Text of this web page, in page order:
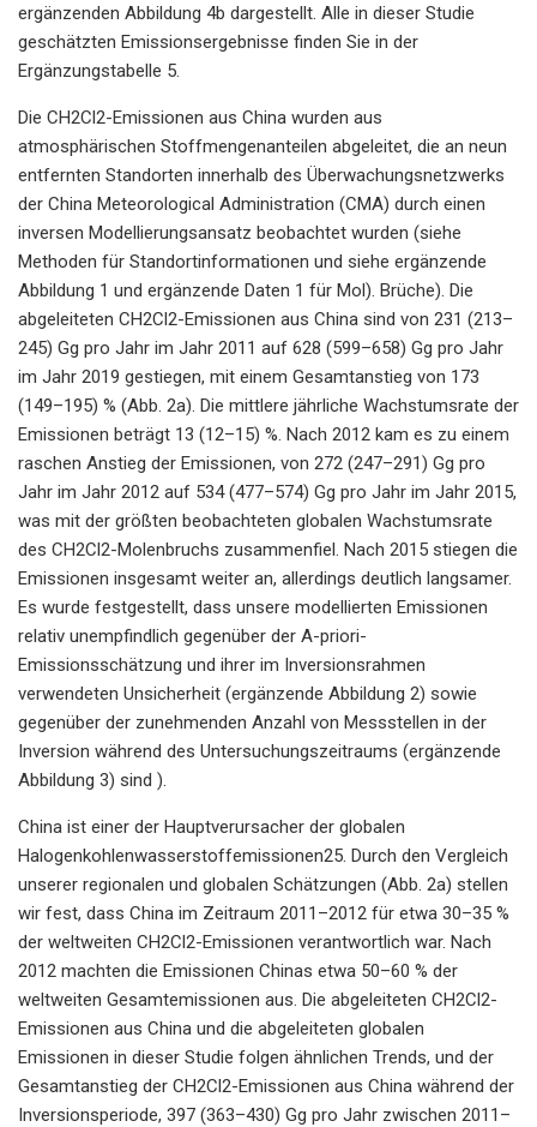
ergänzenden Abbildung 4b dargestellt. Alle in dieser Studie
geschätzten Emissionsergebnisse finden Sie in der
Ergänzungstabelle 5.
Die CH2Cl2-Emissionen aus China wurden aus
atmosphärischen Stoffmengenanteilen abgeleitet, die an neun
entfernten Standorten innerhalb des Überwachungsnetzwerks
der China Meteorological Administration (CMA) durch einen
inversen Modellierungsansatz beobachtet wurden (siehe
Methoden für Standortinformationen und siehe ergänzende
Abbildung 1 und ergänzende Daten 1 für Mol). Brüche). Die
abgeleiteten CH2Cl2-Emissionen aus China sind von 231 (213–
245) Gg pro Jahr im Jahr 2011 auf 628 (599–658) Gg pro Jahr
im Jahr 2019 gestiegen, mit einem Gesamtanstieg von 173
(149–195) % (Abb. 2a). Die mittlere jährliche Wachstumsrate der
Emissionen beträgt 13 (12–15) %. Nach 2012 kam es zu einem
raschen Anstieg der Emissionen, von 272 (247–291) Gg pro
Jahr im Jahr 2012 auf 534 (477–574) Gg pro Jahr im Jahr 2015,
was mit der größten beobachteten globalen Wachstumsrate
des CH2Cl2-Molenbruchs zusammenfiel. Nach 2015 stiegen die
Emissionen insgesamt weiter an, allerdings deutlich langsamer.
Es wurde festgestellt, dass unsere modellierten Emissionen
relativ unempfindlich gegenüber der A-priori-
Emissionsschätzung und ihrer im Inversionsrahmen
verwendeten Unsicherheit (ergänzende Abbildung 2) sowie
gegenüber der zunehmenden Anzahl von Messstellen in der
Inversion während des Untersuchungszeitraums (ergänzende
Abbildung 3) sind ).
China ist einer der Hauptverursacher der globalen
Halogenkohlenwasserstoffemissionen25. Durch den Vergleich
unserer regionalen und globalen Schätzungen (Abb. 2a) stellen
wir fest, dass China im Zeitraum 2011–2012 für etwa 30–35 %
der weltweiten CH2Cl2-Emissionen verantwortlich war. Nach
2012 machten die Emissionen Chinas etwa 50–60 % der
weltweiten Gesamtemissionen aus. Die abgeleiteten CH2Cl2-
Emissionen aus China und die abgeleiteten globalen
Emissionen in dieser Studie folgen ähnlichen Trends, und der
Gesamtanstieg der CH2Cl2-Emissionen aus China während der
Inversionsperiode, 397 (363–430) Gg pro Jahr zwischen 2011–